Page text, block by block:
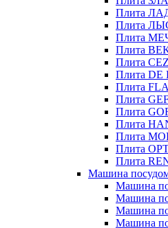
Плита
Плита
Плита
Плита
Плита
Плита DE
Плита
Плита
Плита
Плита
Плита
Плита
Плита
Машина
Машина
Машина
Машина
Машина